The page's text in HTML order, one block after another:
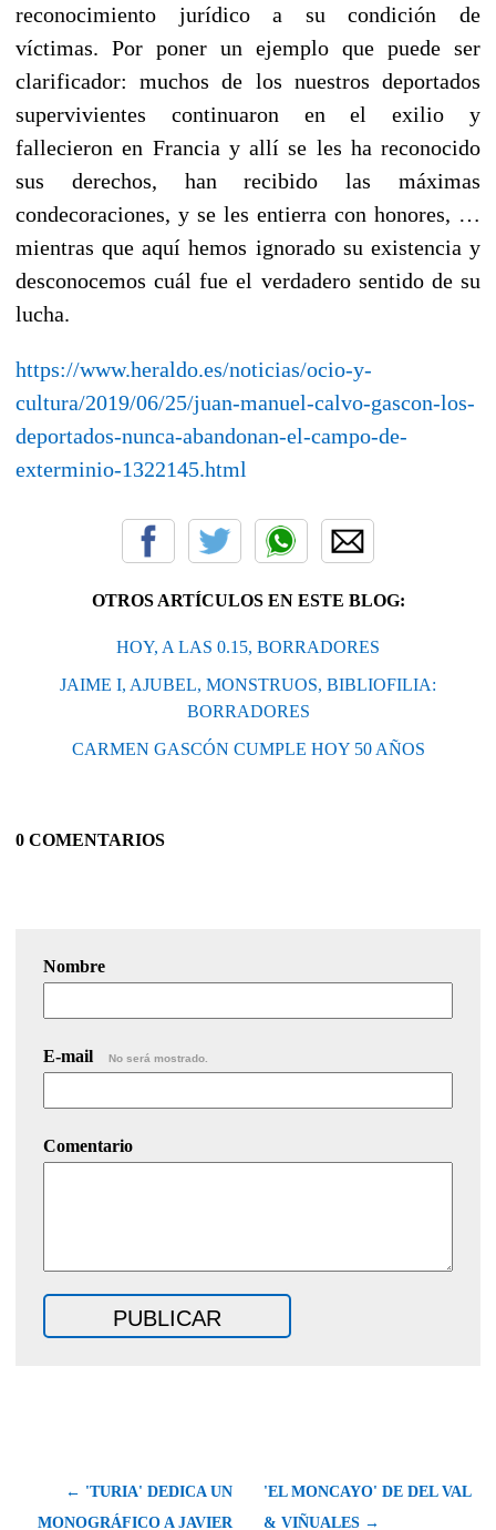
reconocimiento jurídico a su condición de
víctimas. Por poner un ejemplo que puede ser
clarificador: muchos de los nuestros deportados
supervivientes continuaron en el exilio y
fallecieron en Francia y allí se les ha reconocido
sus derechos, han recibido las máximas
condecoraciones, y se les entierra con honores, …
mientras que aquí hemos ignorado su existencia y
desconocemos cuál fue el verdadero sentido de su
lucha.
https://www.heraldo.es/noticias/ocio-y-
cultura/2019/06/25/juan-manuel-calvo-gascon-los-
deportados-nunca-abandonan-el-campo-de-
exterminio-1322145.html
OTROS ARTÍCULOS EN ESTE BLOG:
HOY, A LAS 0.15, BORRADORES
JAIME I, AJUBEL, MONSTRUOS, BIBLIOFILIA:
BORRADORES
CARMEN GASCÓN CUMPLE HOY 50 AÑOS
0 COMENTARIOS
Nombre
E-mail No será mostrado.
Comentario
← 'TURIA' DEDICA UN
MONOGRÁFICO A JAVIER
'EL MONCAYO' DE DEL VAL
& VIÑUALES →